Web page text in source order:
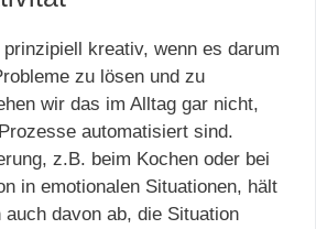
kreativ, wenn es darum
zu lösen und zu
wir das im Alltag gar nicht,
automatisiert sind.
z.B. beim Kochen oder bei
in emotionalen Situationen, hält
auch davon ab, die Situation